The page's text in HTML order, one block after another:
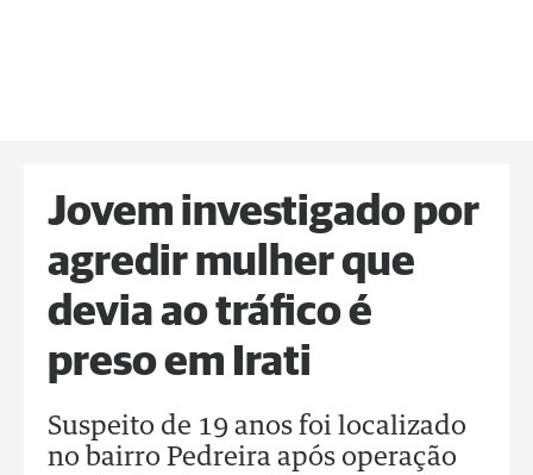
Jovem investigado por
agredir mulher que
devia ao tráfico é
preso em Irati
Suspeito de 19 anos foi localizado
no bairro Pedreira após operação